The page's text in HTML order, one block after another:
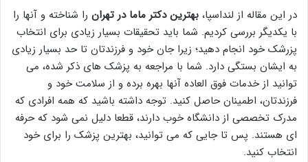
در این مقاله از لنداسپا، بهترین دکتر ماما در تهران را شناخته و آنها را
با یکدیگر بررسی کردیم. شما باید تحقیقات بسیار زیادی برای انتخاب
پزرشک خود انجام دهید؛ زیرا جان خود و فرزندتان تا حد بسیار زیادی
به ایشان بستگی دارد. شما با مراجعه به پزشک های ذکر شده، می
توانید از خدمات فوق العاده آنها بهره برده و از سلامت خود و
فرزندتان، اطمینان حاصل کنید. توجه داشته باشید که همه افرادی که
مدرک تخصصی از دانشگاه خوب دارند، قطعا دلیل نمی شود که حرفه
ای هستند. پس تا جایی که می توانید، بهترین پزشک را برای خود
انتخاب کنید.